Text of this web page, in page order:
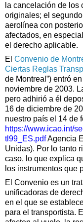
la cancelación de los
originales; el
aerolínea con
afectados, en
el derecho aplicable.
El Convenio de
Ciertas Reglas
de Montreal”) entró
noviembre de 2003.
pero adhirió a él
16 de diciembre de
nuestro país el 14 de
https://www.icao.int/
tl99_ES.pdfAgencia
Unidas). Por lo tanto
caso, lo que explica
los instrumentos que
El Convenio es un
unificadoras de
en el que se
para el transportista.